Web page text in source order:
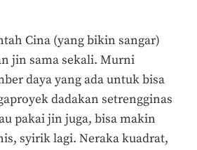
Cina (yang bikin sangar)
jin sama sekali. Murni
daya yang ada untuk bisa
dadakan setrengginas
pakai jin juga, bisa makin
syirik lagi. Neraka kuadrat,